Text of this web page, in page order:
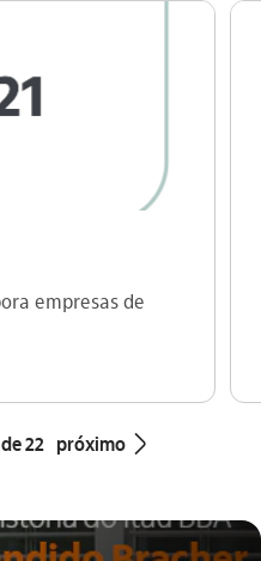
empresas de
de 22 próximo seta_direita